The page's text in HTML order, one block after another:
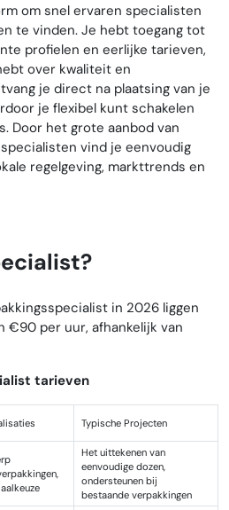
om snel ervaren specialisten
te vinden. Je hebt toegang tot
profielen en eerlijke tarieven,
over kwaliteit en
je direct na plaatsing van je
je flexibel kunt schakelen
Door het grote aanbod van
vind je eenvoudig
regelgeving, markttrends en
in 2026 liggen
€90 per uur, afhankelijk van
tarieven
Typische Projecten
Het uittekenen van
eenvoudige dozen,
ondersteunen bij
bestaande verpakkingen